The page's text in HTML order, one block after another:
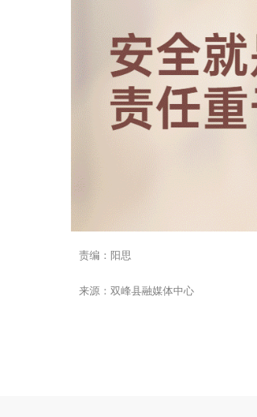
责编：阳思
来源：双峰县融媒体中心